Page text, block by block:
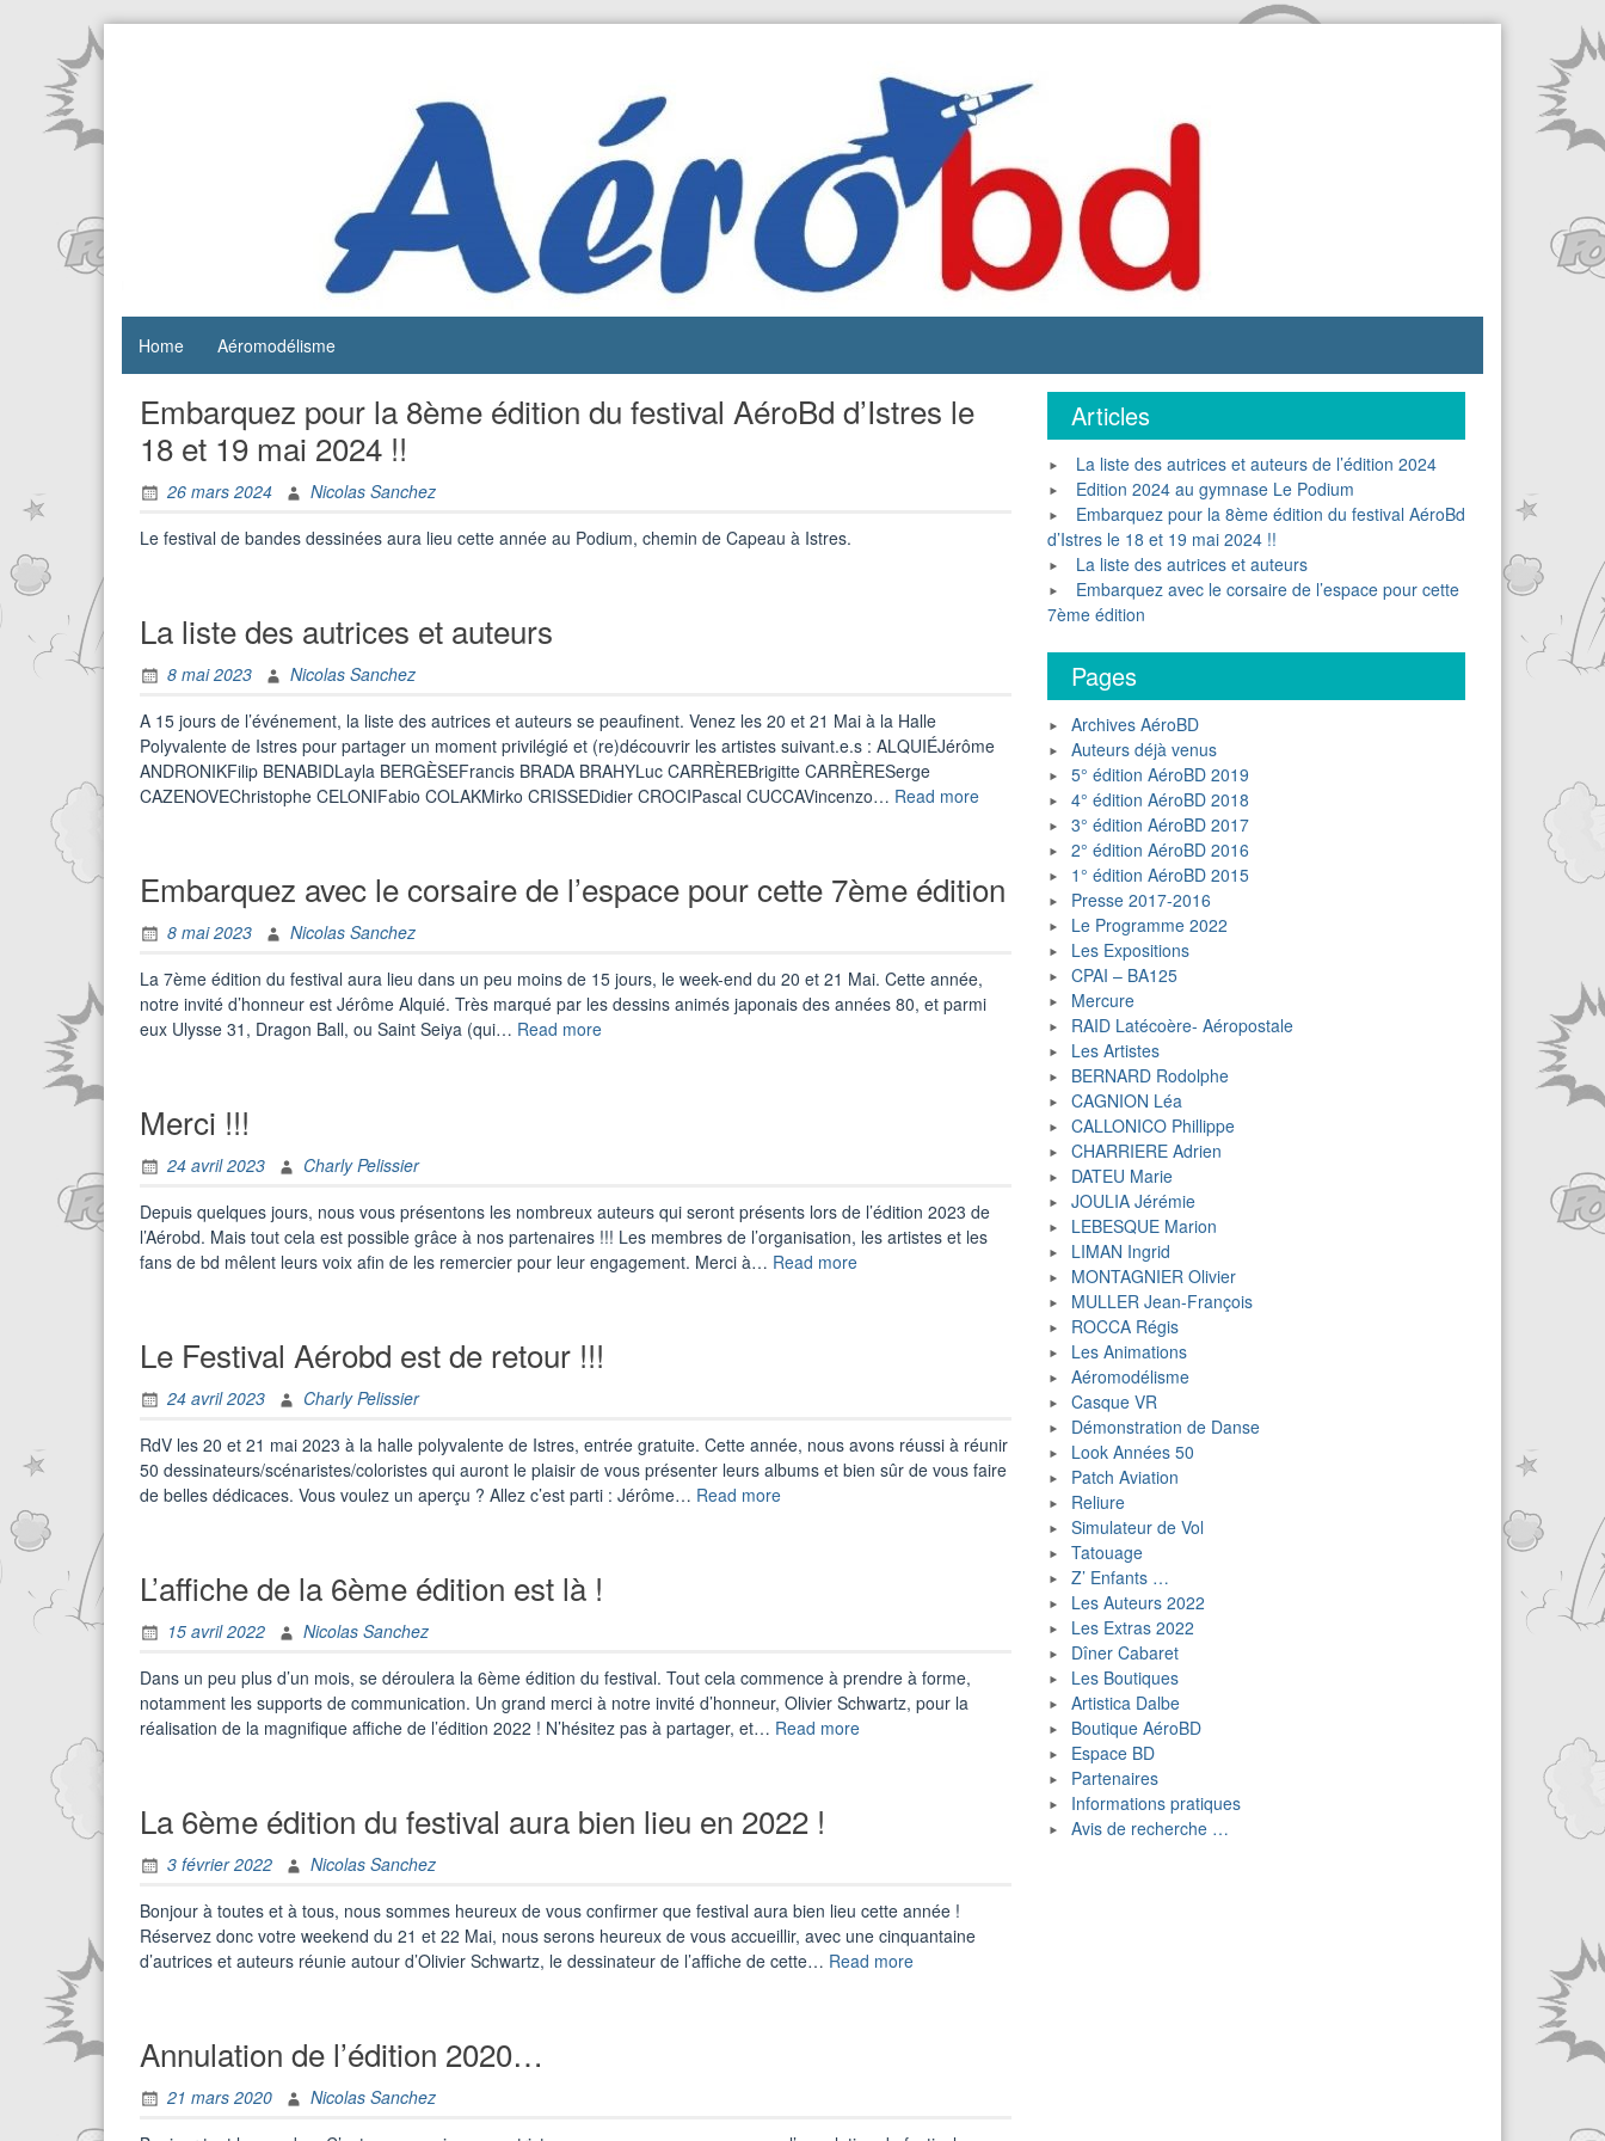
content
Home Aéromodélisme
Embarquez pour la 8ème édition du festival AéroBd d’Istres le
18 et 19 mai 2024 !!
26 mars 2024
Nicolas Sanchez
Le festival de bandes dessinées aura lieu cette année au Podium, chemin de Capeau à Istres.
La liste des autrices et auteurs
8 mai 2023
Nicolas Sanchez
A 15 jours de l’événement, la liste des autrices et auteurs se peaufinent. Venez les 20 et 21 Mai à la Halle
Polyvalente de Istres pour partager un moment privilégié et (re)découvrir les artistes suivant.e.s : ALQUIÉJérôme
ANDRONIKFilip BENABIDLayla BERGÈSEFrancis BRADA BRAHYLuc CARRÈREBrigitte CARRÈRESerge
CAZENOVEChristophe CELONIFabio COLAKMirko CRISSEDidier CROCIPascal CUCCAVincenzo… Read more« La
et
Embarquez avec le corsaire de l’espace pour cette 7ème édition
8 mai 2023
Nicolas Sanchez
La 7ème édition du festival aura lieu dans un peu moins de 15 jours, le week-end du 20 et 21 Mai. Cette année,
notre invité d’honneur est Jérôme Alquié. Très marqué par les dessins animés japonais des années 80, et parmi
eux Ulysse 31, Dragon Ball, ou Saint Seiya (qui… Read more« Embarquez
cette
7ème
édition »
Merci !!!
24 avril 2023
Charly Pelissier
Depuis quelques jours, nous vous présentons les nombreux auteurs qui seront présents lors de l’édition 2023 de
l’Aérobd. Mais tout cela est possible grâce à nos partenaires !!! Les membres de l’organisation, les artistes et les
fans de bd mêlent leurs voix afin de les remercier pour leur engagement. Merci à… Read more« Merci
Le Festival Aérobd est de retour !!!
24 avril 2023
Charly Pelissier
RdV les 20 et 21 mai 2023 à la halle polyvalente de Istres, entrée gratuite. Cette année, nous avons réussi à réunir
50 dessinateurs/scénaristes/coloristes qui auront le plaisir de vous présenter leurs albums et bien sûr de vous faire
de belles dédicaces. Vous voulez un aperçu ? Allez c’est parti : Jérôme… Read more« Le
L’affiche de la 6ème édition est là !
15 avril 2022
Nicolas Sanchez
Dans un peu plus d’un mois, se déroulera la 6ème édition du festival. Tout cela commence à prendre à forme,
notamment les supports de communication. Un grand merci à notre invité d’honneur, Olivier Schwartz, pour la
réalisation de la magnifique affiche de l’édition 2022 ! N’hésitez pas à partager, et… Read more« L’affiche
! »
La 6ème édition du festival aura bien lieu en 2022 !
3 février 2022
Nicolas Sanchez
Bonjour à toutes et à tous, nous sommes heureux de vous confirmer que festival aura bien lieu cette année !
Réservez donc votre weekend du 21 et 22 Mai, nous serons heureux de vous accueillir, avec une cinquantaine
d’autrices et auteurs réunie autour d’Olivier Schwartz, le dessinateur de l’affiche de cette… Read more« La
lieu
Annulation de l’édition 2020…
21 mars 2020
Nicolas Sanchez
Articles
La liste des autrices et auteurs de l’édition 2024
Edition 2024 au gymnase Le Podium
Embarquez pour la 8ème édition du festival AéroBd
d’Istres le 18 et 19 mai 2024 !!
La liste des autrices et auteurs
Embarquez avec le corsaire de l’espace pour cette
7ème édition
Pages
Archives AéroBD
Auteurs déjà venus
5° édition AéroBD 2019
4° édition AéroBD 2018
3° édition AéroBD 2017
2° édition AéroBD 2016
1° édition AéroBD 2015
Presse 2017-2016
Le Programme 2022
Les Expositions
CPAI – BA125
Mercure
RAID Latécoère- Aéropostale
Les Artistes
BERNARD Rodolphe
CAGNION Léa
CALLONICO Phillippe
CHARRIERE Adrien
DATEU Marie
JOULIA Jérémie
LEBESQUE Marion
LIMAN Ingrid
MONTAGNIER Olivier
MULLER Jean-François
ROCCA Régis
Les Animations
Aéromodélisme
Casque VR
Démonstration de Danse
Look Années 50
Patch Aviation
Reliure
Simulateur de Vol
Tatouage
Z’ Enfants …
Les Auteurs 2022
Les Extras 2022
Dîner Cabaret
Les Boutiques
Artistica Dalbe
Boutique AéroBD
Espace BD
Partenaires
Informations pratiques
Avis de recherche …